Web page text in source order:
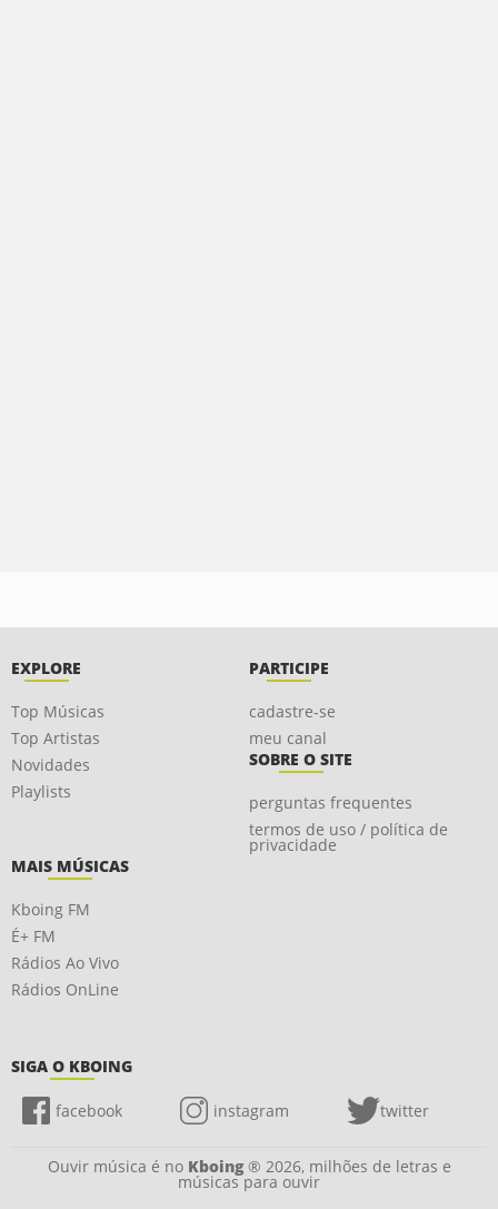
EXPLORE
Top Músicas
Top Artistas
Novidades
Playlists
PARTICIPE
cadastre-se
meu canal
SOBRE O SITE
perguntas frequentes
termos de uso / política de
privacidade
MAIS MÚSICAS
Kboing FM
É+ FM
Rádios Ao Vivo
Rádios OnLine
SIGA O KBOING
facebook instagram twitter
Ouvir música é no Kboing® 2026, milhões de letras e
músicas para ouvir